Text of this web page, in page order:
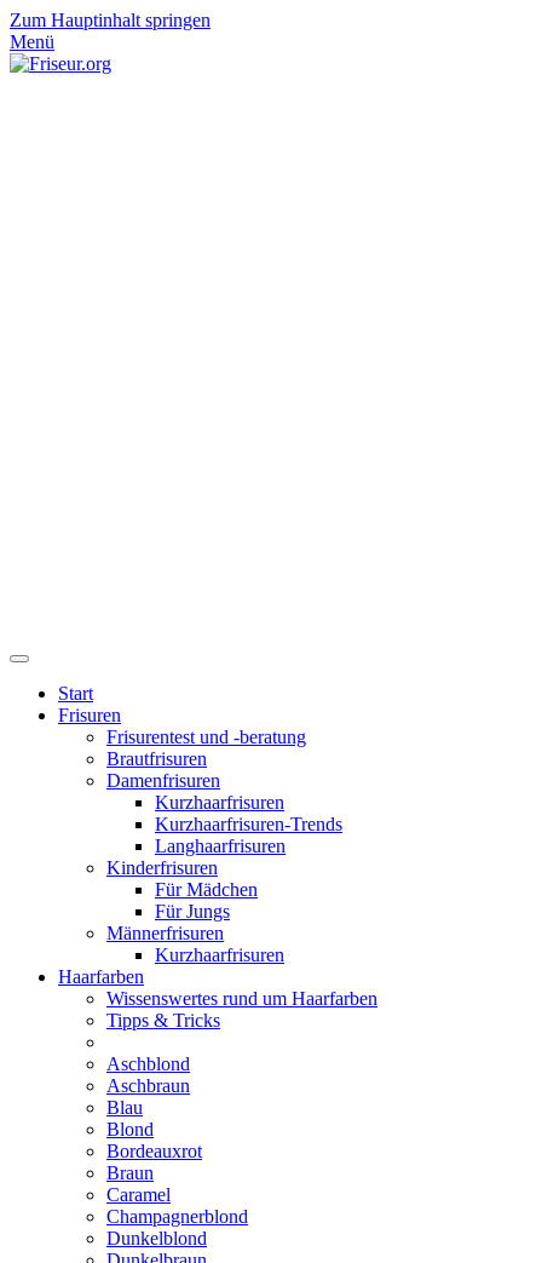
Zum Hauptinhalt springen
Menü
Start
Frisuren
Frisurentest und -beratung
Brautfrisuren
Damenfrisuren
Kurzhaarfrisuren
Kurzhaarfrisuren-Trends
Langhaarfrisuren
Kinderfrisuren
Für Mädchen
Für Jungs
Männerfrisuren
Kurzhaarfrisuren
Haarfarben
Wissenswertes rund um Haarfarben
Tipps & Tricks
Aschblond
Aschbraun
Blau
Blond
Bordeauxrot
Braun
Caramel
Champagnerblond
Dunkelblond